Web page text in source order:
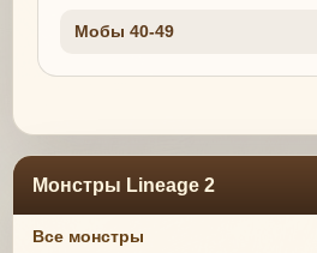
Мобы 40-49
Монстры Lineage 2
Все монстры